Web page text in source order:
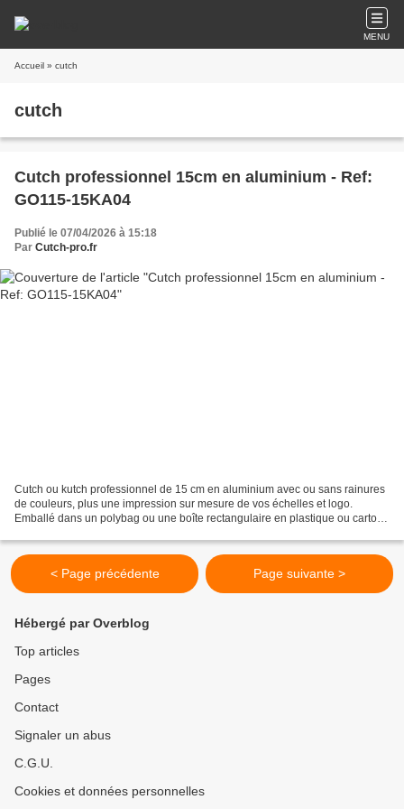
MENU
Accueil » cutch
cutch
Cutch professionnel 15cm en aluminium - Ref:
GO115-15KA04
Publié le 07/04/2026 à 15:18
Par Cutch-pro.fr
Cutch ou kutch professionnel de 15 cm en aluminium avec ou sans rainures
de couleurs, plus une impression sur mesure de vos échelles et logo.
Emballé dans un polybag ou une boîte rectangulaire en plastique ou carton.
< Page précédente Page suivante >
Hébergé par Overblog
Top articles
Pages
Contact
Signaler un abus
C.G.U.
Cookies et données personnelles